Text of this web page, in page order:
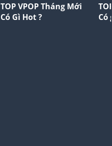
TOP VPOP Tháng Mới
Có Gì Hot ?
Có